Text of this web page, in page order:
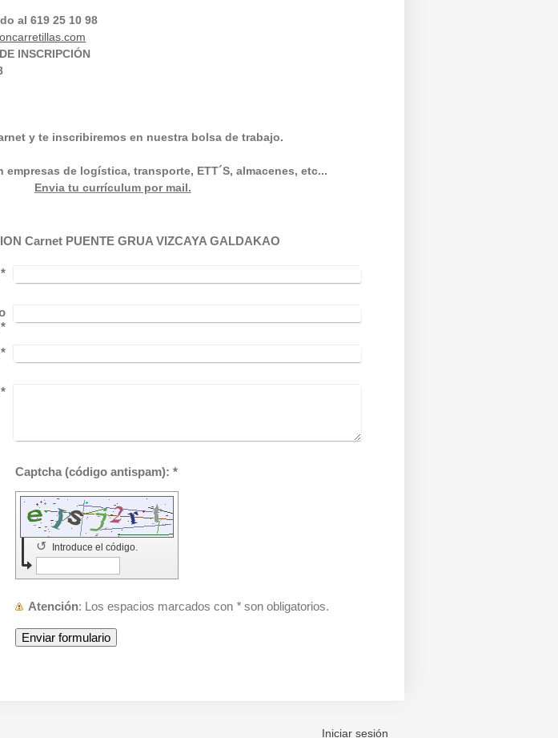
al 619 25 10 98
INSCRIPCIÓN
y te inscribiremos en nuestra bolsa de trabajo.
empresas de logística, transporte, ETT´S, almacenes, etc...
Envia tu currículum por mail.
Carnet PUENTE GRUA VIZCAYA GALDAKAO
*
*
*
*
Captcha (código antispam): *
Introduce el código.
↺
Atención : Los espacios marcados con * son obligatorios.
Iniciar sesión